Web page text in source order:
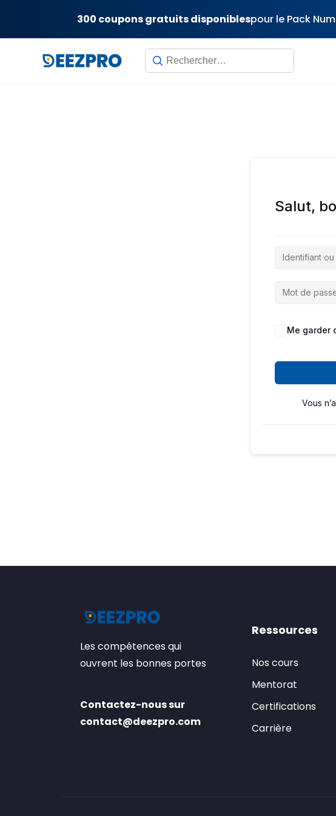
300 coupons gratuits disponiblespour le Pack
Salut,
Me garder
Vous
Les compétences qui
ouvrent les bonnes portes
Contactez-nous sur
contact@deezpro.com
Ressources
Nos cours
Mentorat
Certifications
Carrière